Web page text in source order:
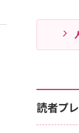
読者プ